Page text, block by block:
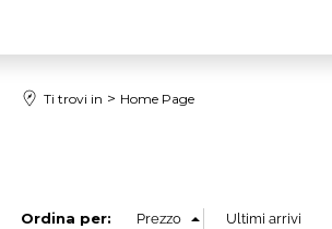
Ti trovi in
Home Page
Ordina per: